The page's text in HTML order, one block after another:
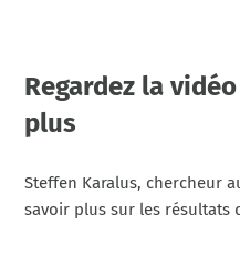
Regardez la
plus
Steffen Karalus, chercheur
savoir plus sur les résultats